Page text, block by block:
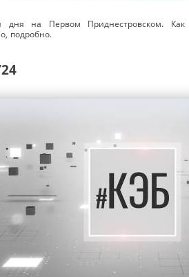
дня на Первом Приднестровском.
подробно.